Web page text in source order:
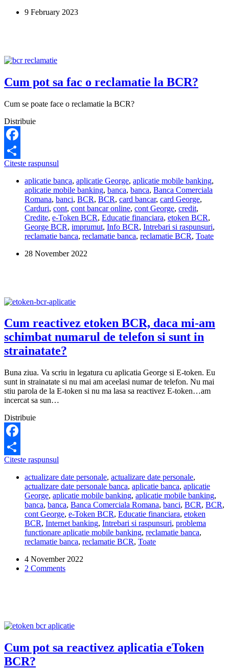
telefonul,
BCR?
9 February 2023
Cum pot sa fac o reclamatie la BCR?
Cum se poate face o reclamatie la BCR?
Distribuie
Facebook
Share
Citeste raspunsul
sa
fac
o
reclamatie
la
BCR?
aplicatie banca, aplicatie George, aplicatie mobile banking,
aplicatie mobile banking, banca, banca, Banca Comerciala
Romana, banci, BCR, BCR, card bancar, card George,
Carduri, cont, cont bancar online, cont George, credit,
Credite, e-Token BCR, Educatie financiara, etoken BCR,
George BCR, imprumut, Info BCR, Intrebari si raspunsuri,
reclamatie banca, reclamatie banca, reclamatie BCR, Toate
28 November 2022
Cum reactivez etoken BCR, daca mi-am
schimbat numarul de telefon si sunt in
strainatate?
Buna ziua. Va scriu in legatura cu aplicatia George si E-token. Eu
sunt in strainatate si nu mai am aceelasi numar de telefon. Nu mai
stiu parola de la E-token si nu ma lasa sa reactivez E-token…am
incercat sa sun…
Distribuie
Facebook
Share
Citeste raspunsul
etoken
BCR,
daca
mi-
am
schimbat
numarul
de
si
sunt
actualizare date personale, actualizare date personale,
actualizare date personale banca, aplicatie banca, aplicatie
George, aplicatie mobile banking, aplicatie mobile banking,
banca, banca, Banca Comerciala Romana, banci, BCR, BCR,
cont George, e-Token BCR, Educatie financiara, etoken
BCR, Internet banking, Intrebari si raspunsuri, problema
functionare aplicatie mobile banking, reclamatie banca,
reclamatie banca, reclamatie BCR, Toate
4 November 2022
2 Comments
Cum pot sa reactivez aplicatia eToken
BCR?